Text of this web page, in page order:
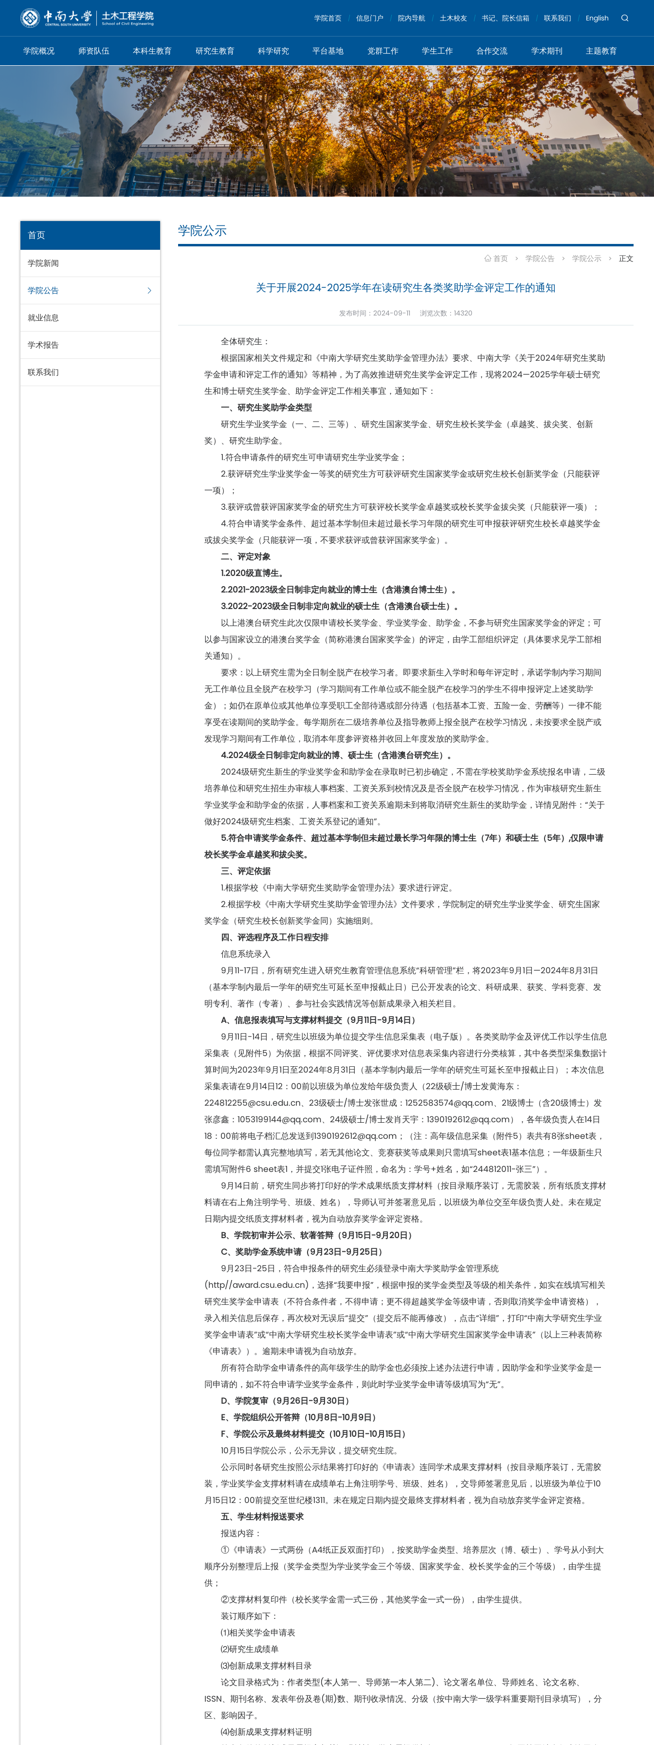
学院首页 信息门户 院内导航 土木校友 书记、院长信箱 联系我们 English
学院概况 师资队伍 本科生教育 研究生教育 科学研究 平台基地 党群工作 学生工作 合作交流 学术期刊 主题教育
首页
学院新闻
学院公告
就业信息
学术报告
联系我们
学院公示
首页 > 学院公告 > 学院公示 > 正文
关于开展2024-2025学年在读研究生各类奖助学金评定工作的通知
发布时间：2024-09-11 浏览次数：14320
全体研究生：
根据国家相关文件规定和《中南大学研究生奖助学金管理办法》要求、中南大学《关于2024年研究生奖助
学金申请和评定工作的通知》等精神，为了高效推进研究生奖学金评定工作，现将2024—2025学年硕士研究
生和博士研究生奖学金、助学金评定工作相关事宜，通知如下：
一、研究生奖助学金类型
研究生学业奖学金（一、二、三等）、研究生国家奖学金、研究生校长奖学金（卓越奖、拔尖奖、创新
奖）、研究生助学金。
1.符合申请条件的研究生可申请研究生学业奖学金；
2.获评研究生学业奖学金一等奖的研究生方可获评研究生国家奖学金或研究生校长创新奖学金（只能获评
一项）；
3.获评或曾获评国家奖学金的研究生方可获评校长奖学金卓越奖或校长奖学金拔尖奖（只能获评一项）；
4.符合申请奖学金条件、超过基本学制但未超过最长学习年限的研究生可申报获评研究生校长卓越奖学金
或拔尖奖学金（只能获评一项，不要求获评或曾获评国家奖学金）。
二、评定对象
1.2020级直博生。
2.2021-2023级全日制非定向就业的博士生（含港澳台博士生）。
3.2022-2023级全日制非定向就业的硕士生（含港澳台硕士生）。
以上港澳台研究生此次仅限申请校长奖学金、学业奖学金、助学金，不参与研究生国家奖学金的评定；可
以参与国家设立的港澳台奖学金（简称港澳台国家奖学金）的评定，由学工部组织评定（具体要求见学工部相
关通知）。
要求：以上研究生需为全日制全脱产在校学习者。即要求新生入学时和每年评定时，承诺学制内学习期间
无工作单位且全脱产在校学习（学习期间有工作单位或不能全脱产在校学习的学生不得申报评定上述奖助学
金）；如仍在原单位或其他单位享受职工全部待遇或部分待遇（包括基本工资、五险一金、劳酬等）一律不能
享受在读期间的奖助学金。每学期所在二级培养单位及指导教师上报全脱产在校学习情况，未按要求全脱产或
发现学习期间有工作单位，取消本年度参评资格并收回上年度发放的奖助学金。
4.2024级全日制非定向就业的博、硕士生（含港澳台研究生）。
2024级研究生新生的学业奖学金和助学金在录取时已初步确定，不需在学校奖助学金系统报名申请，二级
培养单位和研究生招生办审核人事档案、工资关系到校情况及是否全脱产在校学习情况，作为审核研究生新生
学业奖学金和助学金的依据，人事档案和工资关系逾期未到将取消研究生新生的奖助学金，详情见附件：“关于
做好2024级研究生档案、工资关系登记的通知”。
5.符合申请奖学金条件、超过基本学制但未超过最长学习年限的博士生（7年）和硕士生（5年）,仅限申请
校长奖学金卓越奖和拔尖奖。
三、评定依据
1.根据学校《中南大学研究生奖助学金管理办法》要求进行评定。
2.根据学校《中南大学研究生奖助学金管理办法》文件要求，学院制定的研究生学业奖学金、研究生国家
奖学金（研究生校长创新奖学金同）实施细则。
四、评选程序及工作日程安排
信息系统录入
9月11-17日，所有研究生进入研究生教育管理信息系统“科研管理”栏，将2023年9月1日—2024年8月31日
（基本学制内最后一学年的研究生可延长至申报截止日）已公开发表的论文、科研成果、获奖、学科竞赛、发
明专利、著作（专著）、参与社会实践情况等创新成果录入相关栏目。
A、信息报表填写与支撑材料提交（9月11日-9月14日）
9月11日-14日，研究生以班级为单位提交学生信息采集表（电子版）。各类奖助学金及评优工作以学生信息
采集表（见附件5）为依据，根据不同评奖、评优要求对信息表采集内容进行分类核算，其中各类型采集数据计
算时间为2023年9月1日至2024年8月31日（基本学制内最后一学年的研究生可延长至申报截止日）；本次信息
采集表请在9月14日12：00前以班级为单位发给年级负责人（22级硕士/博士发黄海东：
224812255@csu.edu.cn、23级硕士/博士发张世成：1252583574@qq.com、21级博士（含20级博士）发
张彦鑫：1053199144@qq.com、24级硕士/博士发肖天宇：1390192612@qq.com），各年级负责人在14日
18：00前将电子档汇总发送到1390192612@qq.com；（注：高年级信息采集（附件5）表共有8张sheet表，
每位同学都需认真完整地填写，若无其他论文、竞赛获奖等成果则只需填写sheet表1基本信息；一年级新生只
需填写附件6 sheet表1，并提交1张电子证件照，命名为：学号+姓名，如“244812011-张三”）。
9月14日前，研究生同步将打印好的学术成果纸质支撑材料（按目录顺序装订，无需胶装，所有纸质支撑材
料请在右上角注明学号、班级、姓名），导师认可并签署意见后，以班级为单位交至年级负责人处。未在规定
日期内提交纸质支撑材料者，视为自动放弃奖学金评定资格。
B、学院初审并公示、软著答辩（9月15日-9月20日）
C、奖助学金系统申请（9月23日-9月25日）
9月23日-25日，符合申报条件的研究生必须登录中南大学奖助学金管理系统
(http//award.csu.edu.cn)，选择“我要申报”，根据申报的奖学金类型及等级的相关条件，如实在线填写相关
研究生奖学金申请表（不符合条件者，不得申请；更不得超越奖学金等级申请，否则取消奖学金申请资格），
录入相关信息后保存，再次校对无误后“提交”（提交后不能再修改），点击“详细”，打印“中南大学研究生学业
奖学金申请表”或“中南大学研究生校长奖学金申请表”或“中南大学研究生国家奖学金申请表”（以上三种表简称
《申请表》）。逾期未申请视为自动放弃。
所有符合助学金申请条件的高年级学生的助学金也必须按上述办法进行申请，因助学金和学业奖学金是一
同申请的，如不符合申请学业奖学金条件，则此时学业奖学金申请等级填写为“无”。
D、学院复审（9月26日-9月30日）
E、学院组织公开答辩（10月8日-10月9日）
F、学院公示及最终材料提交（10月10日-10月15日）
10月15日学院公示，公示无异议，提交研究生院。
公示同时各研究生按照公示结果将打印好的《申请表》连同学术成果支撑材料（按目录顺序装订，无需胶
装，学业奖学金支撑材料请在成绩单右上角注明学号、班级、姓名），交导师签署意见后，以班级为单位于10
月15日12：00前提交至世纪楼1311。未在规定日期内提交最终支撑材料者，视为自动放弃奖学金评定资格。
五、学生材料报送要求
报送内容：
①《申请表》一式两份（A4纸正反双面打印），按奖助学金类型、培养层次（博、硕士）、学号从小到大
顺序分别整理后上报（奖学金类型为学业奖学金三个等级、国家奖学金、校长奖学金的三个等级），由学生提
供；
②支撑材料复印件（校长奖学金需一式三份，其他奖学金一式一份），由学生提供。
装订顺序如下：
⑴相关奖学金申请表
⑵研究生成绩单
⑶创新成果支撑材料目录
论文目录格式为：作者类型(本人第一、导师第一本人第二)、论文署名单位、导师姓名、论文名称、
ISSN、期刊名称、发表年份及卷(期)数、期刊收录情况、分级（按中南大学一级学科重要期刊目录填写），分
区、影响因子。
⑷创新成果支撑材料证明